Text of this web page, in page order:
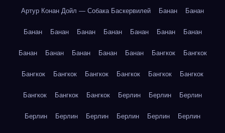
Артур Конан Дойл — Собака Баскервилей Банан Банан
Банан Банан Банан Банан Банан Банан Банан
Банан Банан Банан Банан Банан Бангкок Бангкок
Бангкок Бангкок Бангкок Бангкок Бангкок Бангкок
Бангкок Бангкок Бангкок Берлин Берлин Берлин
Берлин Берлин Берлин Берлин Берлин Берлин